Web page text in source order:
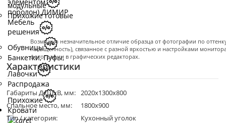
модульные
Прихожие готовые
решения
Обувницы
Банкетки, Пуфы,
Лавочки
Распродажа
Прихожие
Кровати
Возможно незначительное отличие образца от фотографии по
насыщенность), связанное с разной яркостью и настройками
фотографии в графических редакторах.
Характеристики
Габариты ДхШхВ, мм: 2020х1300х800
Спальное место, мм:
1800х900
Тип / категория:
Кухонный уголок